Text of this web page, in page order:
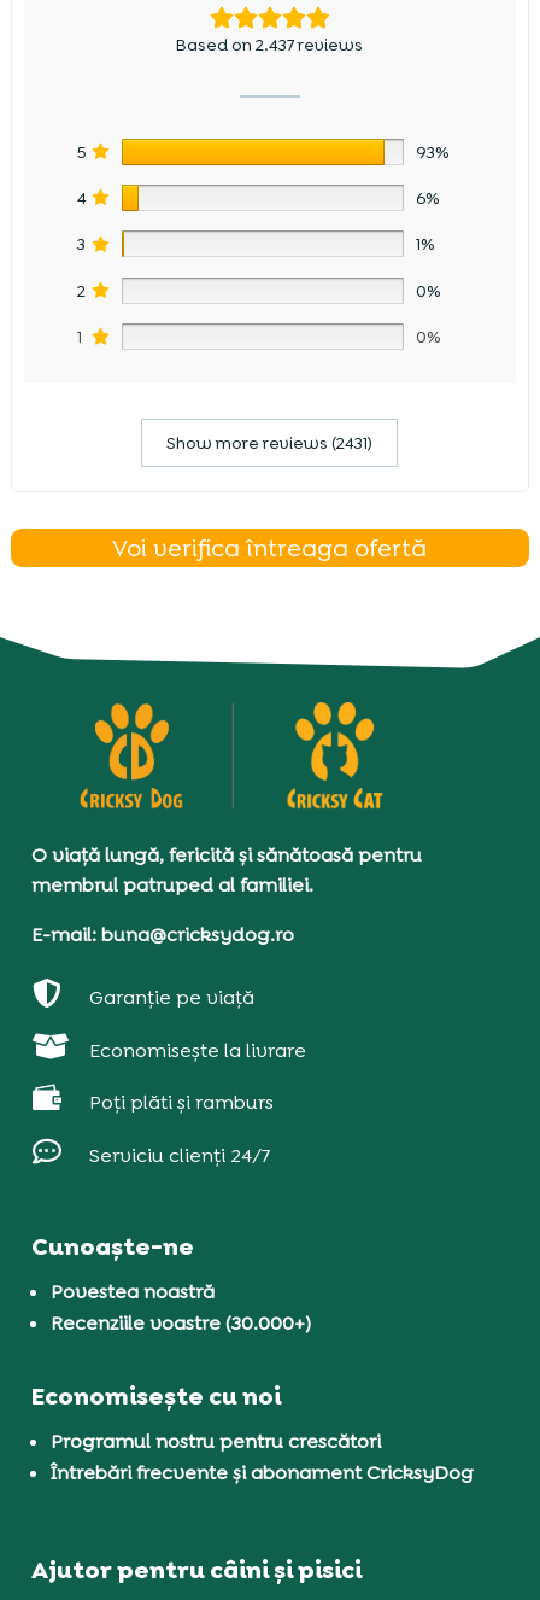
Based on 2.437 reviews
5 93%
4 6%
3 1%
2 0%
1 0%
Show more reviews (2431)
Voi verifica întreaga ofertă
O viață lungă, fericită și sănătoasă pentru
membrul patruped al familiei.
E-mail: buna@cricksydog.ro
 Garanție pe viață
 Economisește la livrare
 Poți plăti și ramburs
 Serviciu clienți 24/7
Cunoaște-ne
Povestea noastră
Recenziile voastre (30.000+)
Economisește cu noi
Programul nostru pentru crescători
Întrebări frecvente și abonament CricksyDog
Ajutor pentru câini și pisici